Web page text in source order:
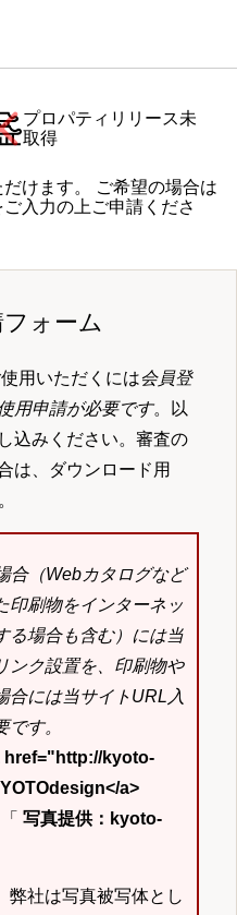
プロパティリリース未
取得
けます。 ご希望の場合は
入力の上ご申請くださ
ォーム
用いただくには会員登
用申請が必要です。以
込みください。審査の
は、ダウンロード用
合（Webカタログなど
印刷物をインターネッ
る場合も含む）には当
ンク設置を、印刷物や
合には当サイトURL入
す。
href="http://kyoto-
a>
写真提供：kyoto-
社は写真被写体とし